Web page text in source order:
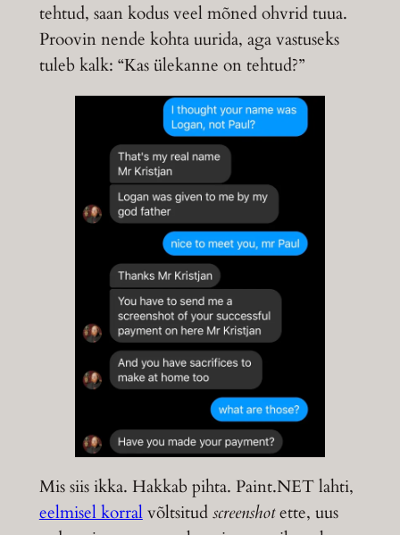
tehtud, saan kodus veel mõned ohvrid tuua.
Proovin nende kohta uurida, aga vastuseks
tuleb kalk: “Kas ülekanne on tehtud?”
Mis siis ikka. Hakkab pihta. Paint.NET lahti,
eelmisel korralvõltsitudscreenshotette, uus